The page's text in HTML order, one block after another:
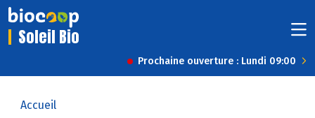
Soleil Bio
Prochaine ouverture : Lundi 09:00
Accueil